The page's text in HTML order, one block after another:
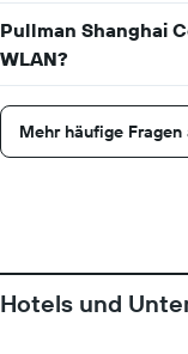
Pullman Shanghai
WLAN?
Mehr häufige Fragen
Hotels und